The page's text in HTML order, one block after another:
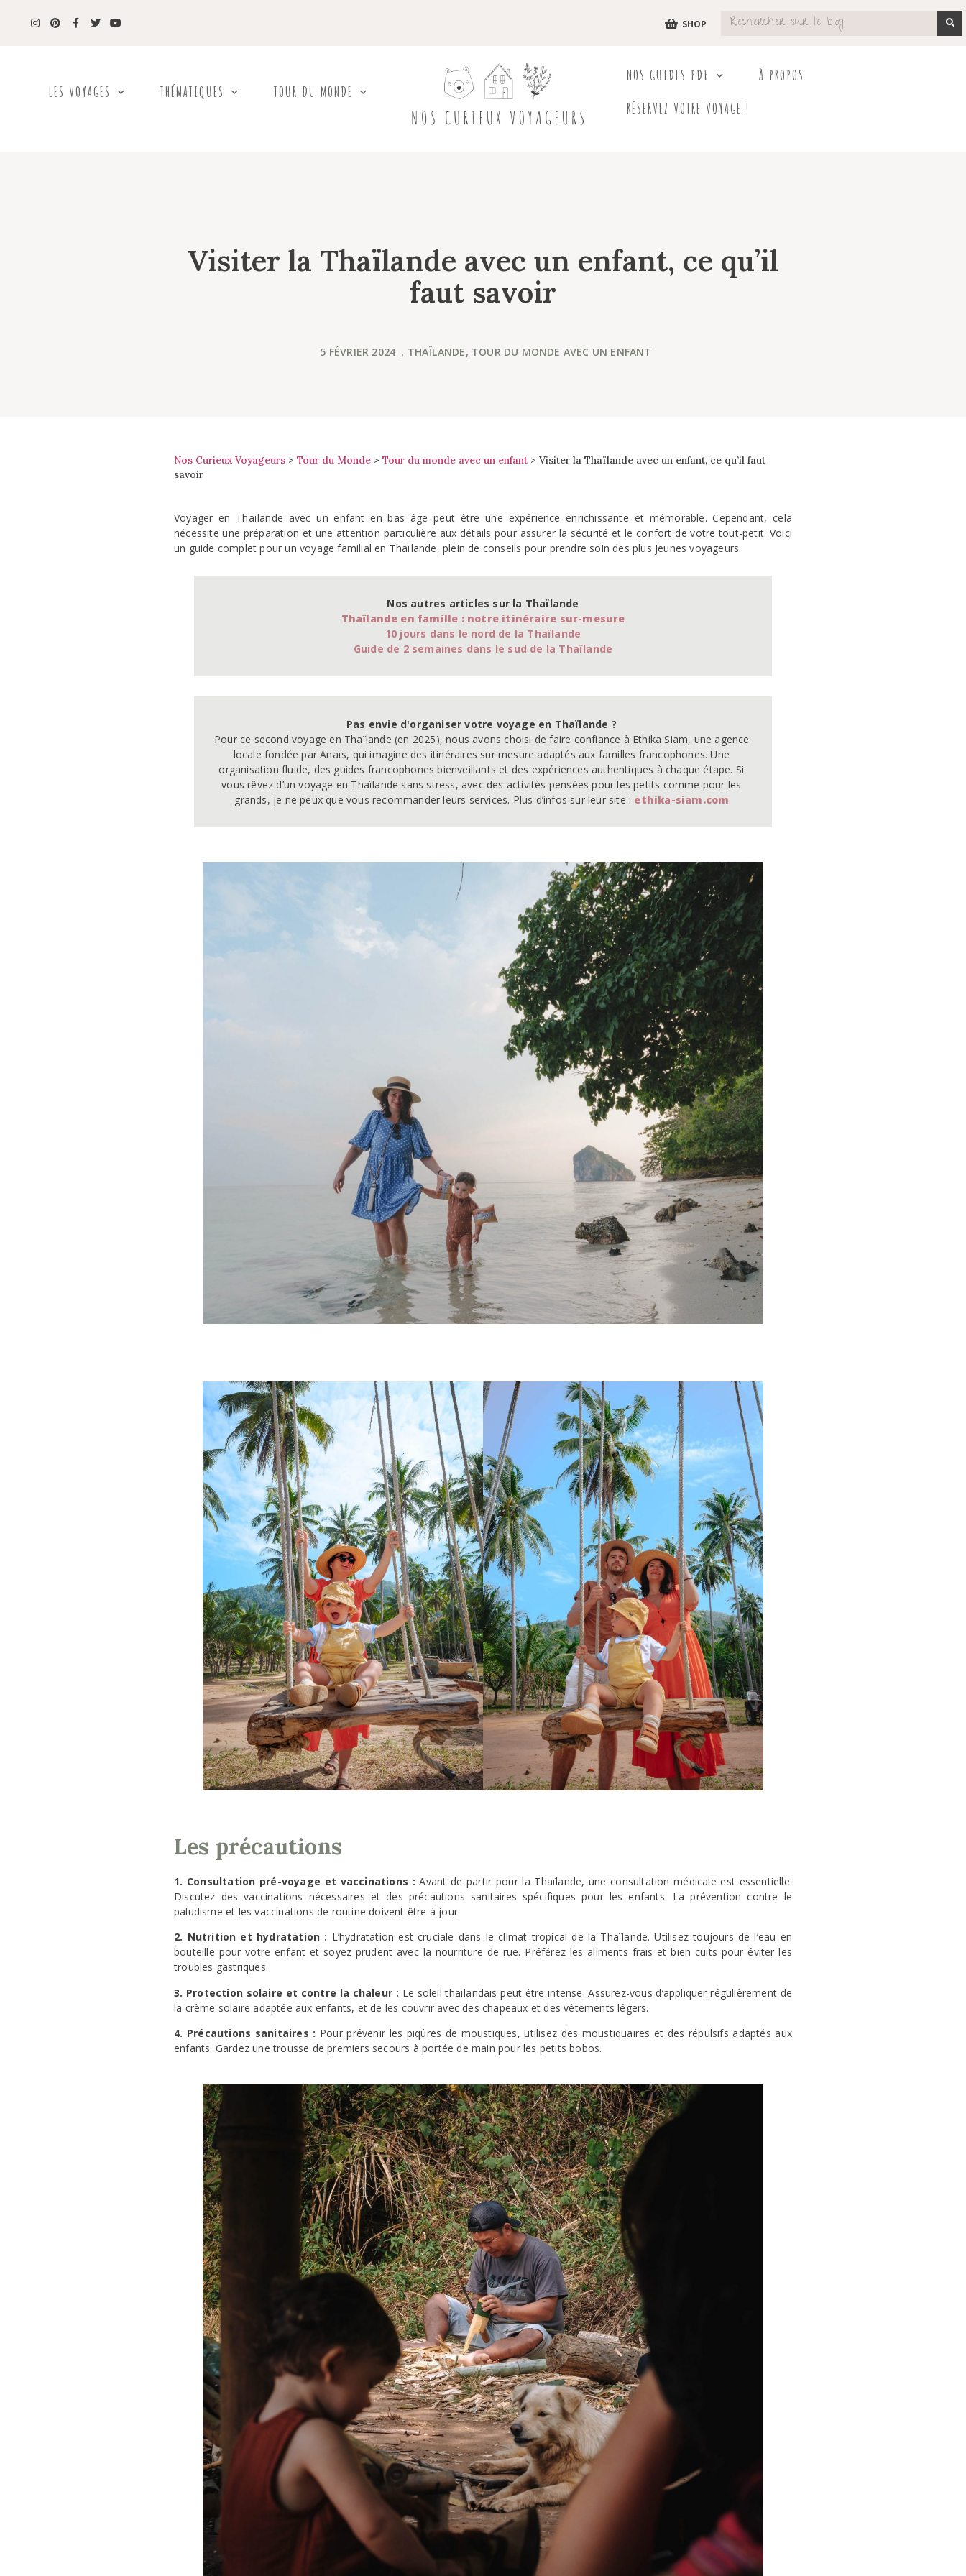
SHOP
LES VOYAGES THÉMATIQUES TOUR DU MONDE
NOS GUIDES PDF
À PROPOS
RÉSERVEZ VOTRE VOYAGE !
Visiter la Thaïlande avec un enfant, ce qu’il
faut savoir
5 FÉVRIER 2024 , THAÏLANDE, TOUR DU MONDE AVEC UN ENFANT
Nos Curieux Voyageurs > Tour du Monde > Tour du monde avec un enfant > Visiter la Thaïlande avec un enfant, ce qu’il faut
savoir
Voyager en Thaïlande avec un enfant en bas âge peut être une expérience enrichissante et mémorable. Cependant, cela
nécessite une préparation et une attention particulière aux détails pour assurer la sécurité et le confort de votre tout-petit. Voici
un guide complet pour un voyage familial en Thaïlande, plein de conseils pour prendre soin des plus jeunes voyageurs.
Nos autres articles sur la Thaïlande
Thaïlande en famille : notre itinéraire sur-mesure
10 jours dans le nord de la Thaïlande
Guide de 2 semaines dans le sud de la Thaïlande
Pas envie d'organiser votre voyage en Thaïlande ?
Pour ce second voyage en Thaïlande (en 2025), nous avons choisi de faire confiance à Ethika Siam, une agence
locale fondée par Anaïs, qui imagine des itinéraires sur mesure adaptés aux familles francophones. Une
organisation fluide, des guides francophones bienveillants et des expériences authentiques à chaque étape. Si
vous rêvez d’un voyage en Thaïlande sans stress, avec des activités pensées pour les petits comme pour les
grands, je ne peux que vous recommander leurs services. Plus d’infos sur leur site : ethika-siam.com.
Les précautions
1. Consultation pré-voyage et vaccinations : Avant de partir pour la Thaïlande, une consultation médicale est essentielle.
Discutez des vaccinations nécessaires et des précautions sanitaires spécifiques pour les enfants. La prévention contre le
paludisme et les vaccinations de routine doivent être à jour.
2. Nutrition et hydratation : L’hydratation est cruciale dans le climat tropical de la Thaïlande. Utilisez toujours de l’eau en
bouteille pour votre enfant et soyez prudent avec la nourriture de rue. Préférez les aliments frais et bien cuits pour éviter les
troubles gastriques.
3. Protection solaire et contre la chaleur : Le soleil thaïlandais peut être intense. Assurez-vous d’appliquer régulièrement de
la crème solaire adaptée aux enfants, et de les couvrir avec des chapeaux et des vêtements légers.
4. Précautions sanitaires : Pour prévenir les piqûres de moustiques, utilisez des moustiquaires et des répulsifs adaptés aux
enfants. Gardez une trousse de premiers secours à portée de main pour les petits bobos.